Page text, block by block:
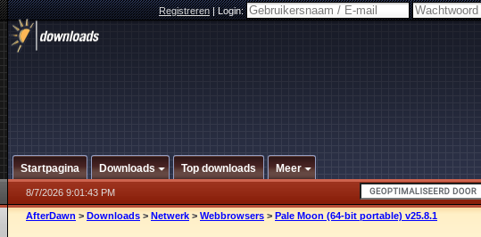
Registreren|Login:
Startpagina Downloads Top downloads Meer
8/7/2026 9:01:43 PM
AfterDawn > Downloads > Netwerk > Webbrowsers > Pale Moon (64-bit portable) v25.8.1